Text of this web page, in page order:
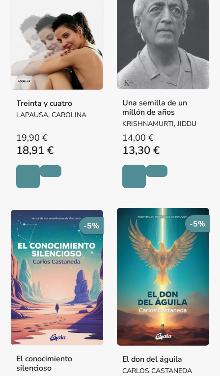
Treinta y cuatro
LAPAUSA, CAROLINA
19,90 €
18,91 €
Una semilla de un
millón de años
KRISHNAMURTI, JIDDU
14,00 €
13,30 €
-5%
El conocimiento
silencioso
-5%
El don del águila
CARLOS CASTANEDA